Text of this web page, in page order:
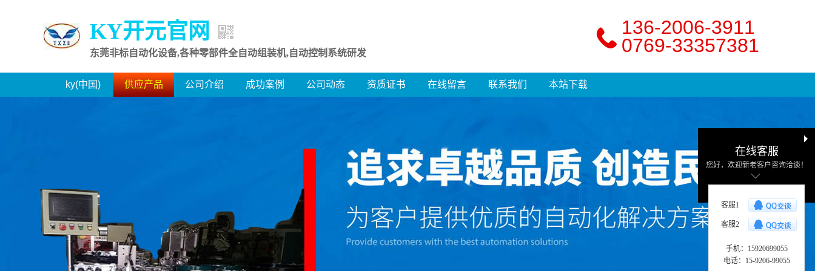
KY开元官网
东莞非标自动化设备,各种零部件全自动组装机,自动控制系统研发
136-2006-3911
0769-33357381
ky(中国) 供应产品 公司介绍 成功案例 公司动态 资质证书 在线留言 联系我们 本站下载
在线客服
您好，欢迎新老客户咨询洽谈！
客服1
客服2
手机：15920699055
电话：15-9206-99055